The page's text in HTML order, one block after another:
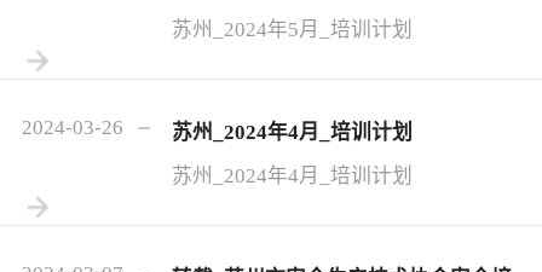
苏州_2024年5月_培训计划
2024-03-26
苏州_2024年4月_培训计划
苏州_2024年4月_培训计划